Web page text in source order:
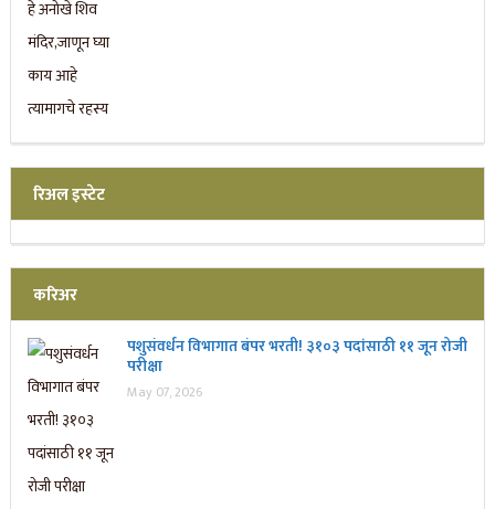
रिअल इस्टेट
करिअर
पशुसंवर्धन विभागात बंपर भरती! ३१०३ पदांसाठी ११ जून रोजी
परीक्षा
May 07, 2026